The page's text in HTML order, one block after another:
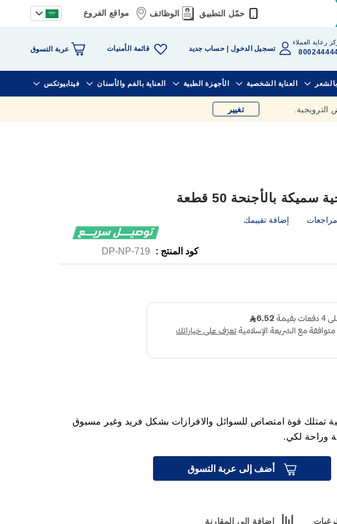
حمّل التطبيق الوظائف مواقع الفروع
رعاية العملاء
تسجيل الدخول حساب جديد قائمة الأمنيات عربة التسوق
بالشعر العناية الشخصية الأجهزة الطبية العناية بالفم والأسنان فيتابيوتكس
تغيير
بالأجنحة 50 قطعة
مراجعات إضافة تقييمك
كود المنتج : DP-NP-719
تمتلك قوة امتصاص للسوائل والافرازات بشكل فريد وغير مسبوق
وراحة لكي.
أضف إلى عربة التسوق
إضافة إلى المقارنة